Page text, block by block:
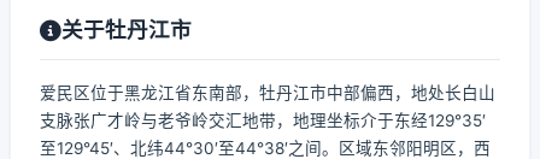
关于牡丹江市
爱民区位于黑龙江省东南部，牡丹江市中部偏西，地处长白山
支脉张广才岭与老爷岭交汇地带，地理坐标介于东经129°35′
至129°45′、北纬44°30′至44°38′之间。区域东邻阳明区，西